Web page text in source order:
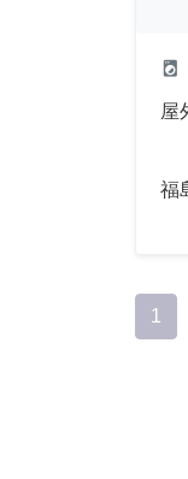
local_laundry_service
屋
福
1